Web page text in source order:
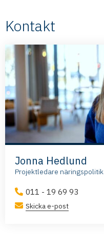
Kontakt
Jonna Hedlund
Projektledare näringspolitik
011 - 19 69 93
Skicka e-post